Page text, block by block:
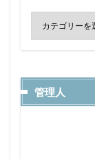
管理人